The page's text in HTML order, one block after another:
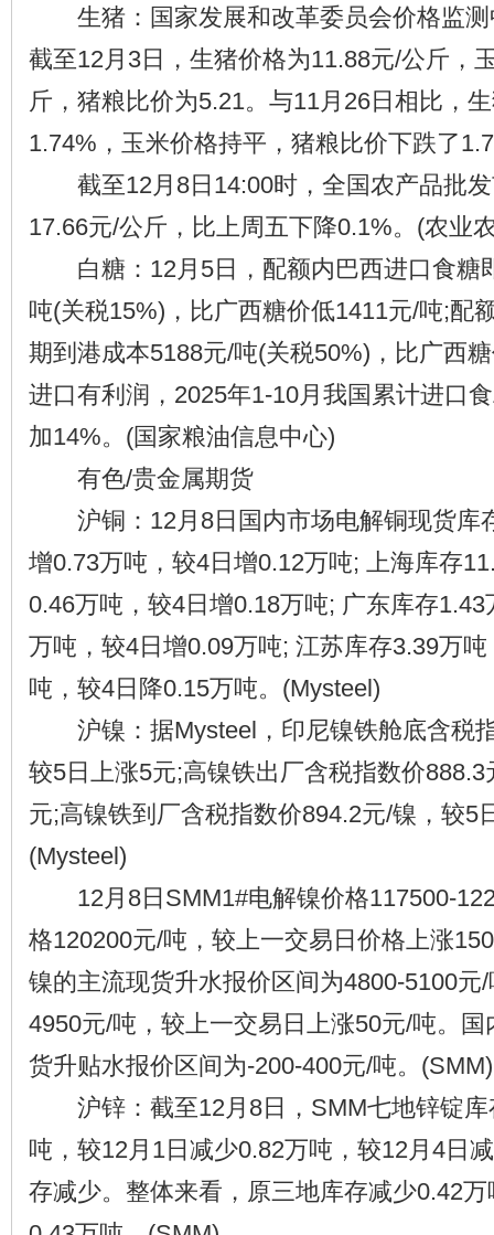
生猪：国家发展和改革委员会价格监测
截至12月3日，生猪价格为11.88元/公斤，
斤，猪粮比价为5.21。与11月26日相比，
1.74%，玉米价格持平，猪粮比价下跌了
截至12月8日14:00时，全国农产品批发
17.66元/公斤，比上周五下降0.1%。(农业
白糖：12月5日，配额内巴西进口食糖
吨(关税15%)，比广西糖价低1411元/吨;配
期到港成本5188元/吨(关税50%)，比广西
进口有利润，2025年1-10月我国累计进口
加14%。(国家粮油信息中心)
有色/贵金属期货
沪铜：12月8日国内市场电解铜现货库
增0.73万吨，较4日增0.12万吨; 上海库存
0.46万吨，较4日增0.18万吨; 广东库存
万吨，较4日增0.09万吨; 江苏库存3.39万
吨，较4日降0.15万吨。(Mysteel)
沪镍：据Mysteel，印尼镍铁舱底含税
较5日上涨5元;高镍铁出厂含税指数价
元;高镍铁到厂含税指数价894.2元/镍，较5
(Mysteel)
12月8日SMM1#电解镍价格117500-
格120200元/吨，较上一交易日价格上涨
镍的主流现货升水报价区间为4800-5100元
4950元/吨，较上一交易日上涨50元/吨。
货升贴水报价区间为-200-400元/吨。(SMM)
沪锌：截至12月8日，SMM七地锌锭库
吨，较12月1日减少0.82万吨，较12月4日
存减少。整体来看，原三地库存减少0.42